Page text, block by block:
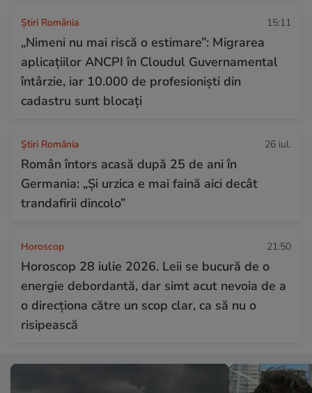
Știri România 15:11
„Nimeni nu mai riscă o estimare”: Migrarea
aplicațiilor ANCPI în Cloudul Guvernamental
întârzie, iar 10.000 de profesioniști din
cadastru sunt blocați
Știri România 26 iul.
Român întors acasă după 25 de ani în
Germania: „Și urzica e mai faină aici decât
trandafirii dincolo”
Horoscop 21:50
Horoscop 28 iulie 2026. Leii se bucură de o
energie debordantă, dar simt acut nevoia de a
o direcționa către un scop clar, ca să nu o
risipească